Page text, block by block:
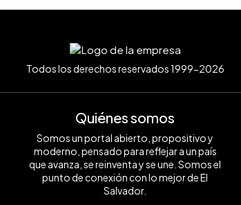
Todos los derechos reservados 1999-2026
Quiénes somos
Somos un portal abierto, propositivo y
moderno, pensado para reflejar a un país
que avanza, se reinventa y se une. Somos el
punto de conexión con lo mejor de El
Salvador.